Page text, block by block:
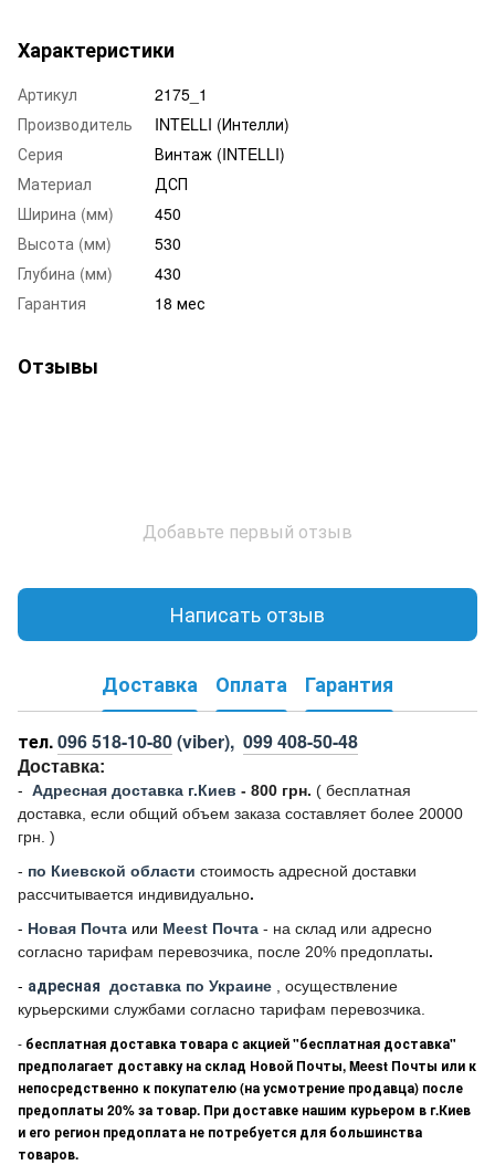
Характеристики
Артикул
2175_1
Производитель
INTELLI (Интелли)
Серия
Винтаж (INTELLI)
Материал
ДСП
Ширина (мм)
450
Высота (мм)
530
Глубина (мм)
430
Гарантия
18 мес
Отзывы
Добавьте первый отзыв
Написать отзыв
Доставка Оплата Гарантия
тел.096 518-10-80(viber), 099 408-50-48
Доставка:
- Адресная доставка г.Киев - 800 грн. ( бесплатная
доставка, если общий объем заказа составляет более 20000
грн. )
- по Киевской области стоимость адресной доставки
рассчитывается индивидуально.
- Новая Почта или Meest Почта - на склад или адресно
согласно тарифам перевозчика, после 20% предоплаты.
- адресная доставка по Украине
, осуществление
курьерскими службами согласно тарифам перевозчика.
- бесплатная доставка товара с акцией "бесплатная доставка"
предполагает доставку на склад Новой Почты, Meest Почты или к
непосредственно к покупателю (на усмотрение продавца) после
предоплаты 20% за товар. При доставке нашим курьером в г.Киев
и его регион предоплата не потребуется для большинства
товаров.